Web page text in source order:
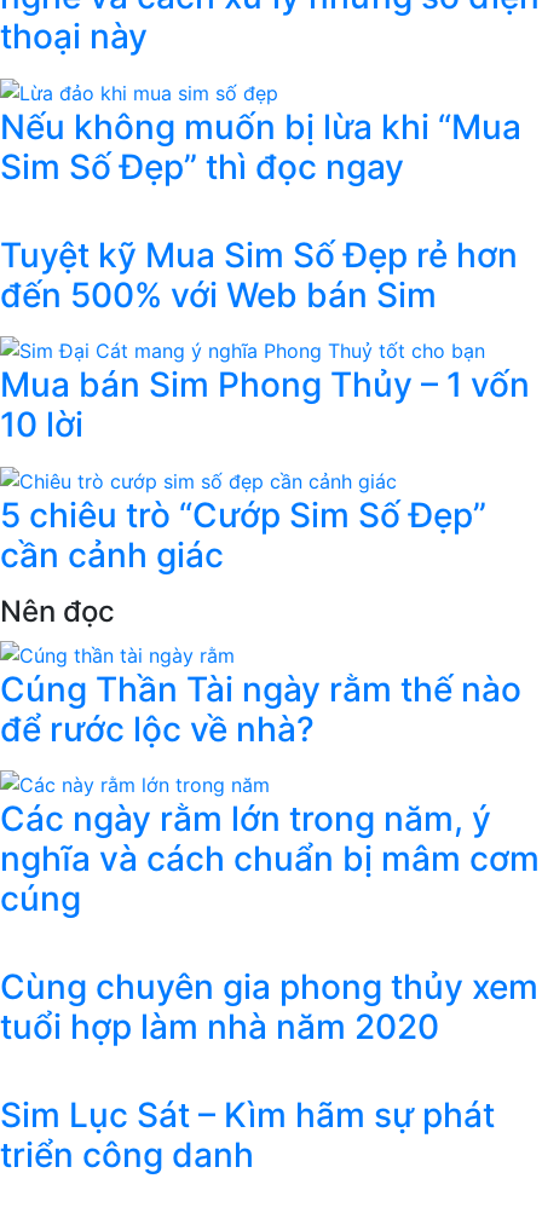
thoại này
Nếu không muốn bị lừa khi “Mua
Sim Số Đẹp” thì đọc ngay
Tuyệt kỹ Mua Sim Số Đẹp rẻ hơn
đến 500% với Web bán Sim
Mua bán Sim Phong Thủy – 1 vốn
10 lời
5 chiêu trò “Cướp Sim Số Đẹp”
cần cảnh giác
Nên đọc
Cúng Thần Tài ngày rằm thế nào
để rước lộc về nhà?
Các ngày rằm lớn trong năm, ý
nghĩa và cách chuẩn bị mâm cơm
cúng
Cùng chuyên gia phong thủy xem
tuổi hợp làm nhà năm 2020
Sim Lục Sát – Kìm hãm sự phát
triển công danh